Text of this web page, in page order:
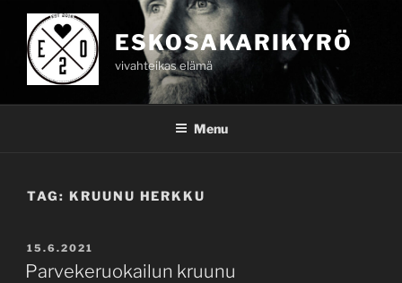
content
ESKOSAKARIKYRÖ
vivahteikas elämä
Menu
TAG: KRUUNU HERKKU
POSTED
ON
15.6.2021
Parvekeruokailun kruunu